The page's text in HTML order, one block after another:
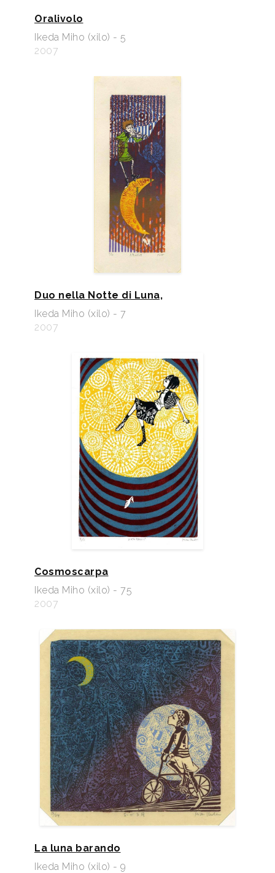
Oralivolo
Ikeda Miho (xilo) - 5
2007
Duo nella Notte di Luna,
Ikeda Miho (xilo) - 7
2007
Cosmoscarpa
Ikeda Miho (xilo) - 75
2007
La luna barando
Ikeda Miho (xilo) - 9